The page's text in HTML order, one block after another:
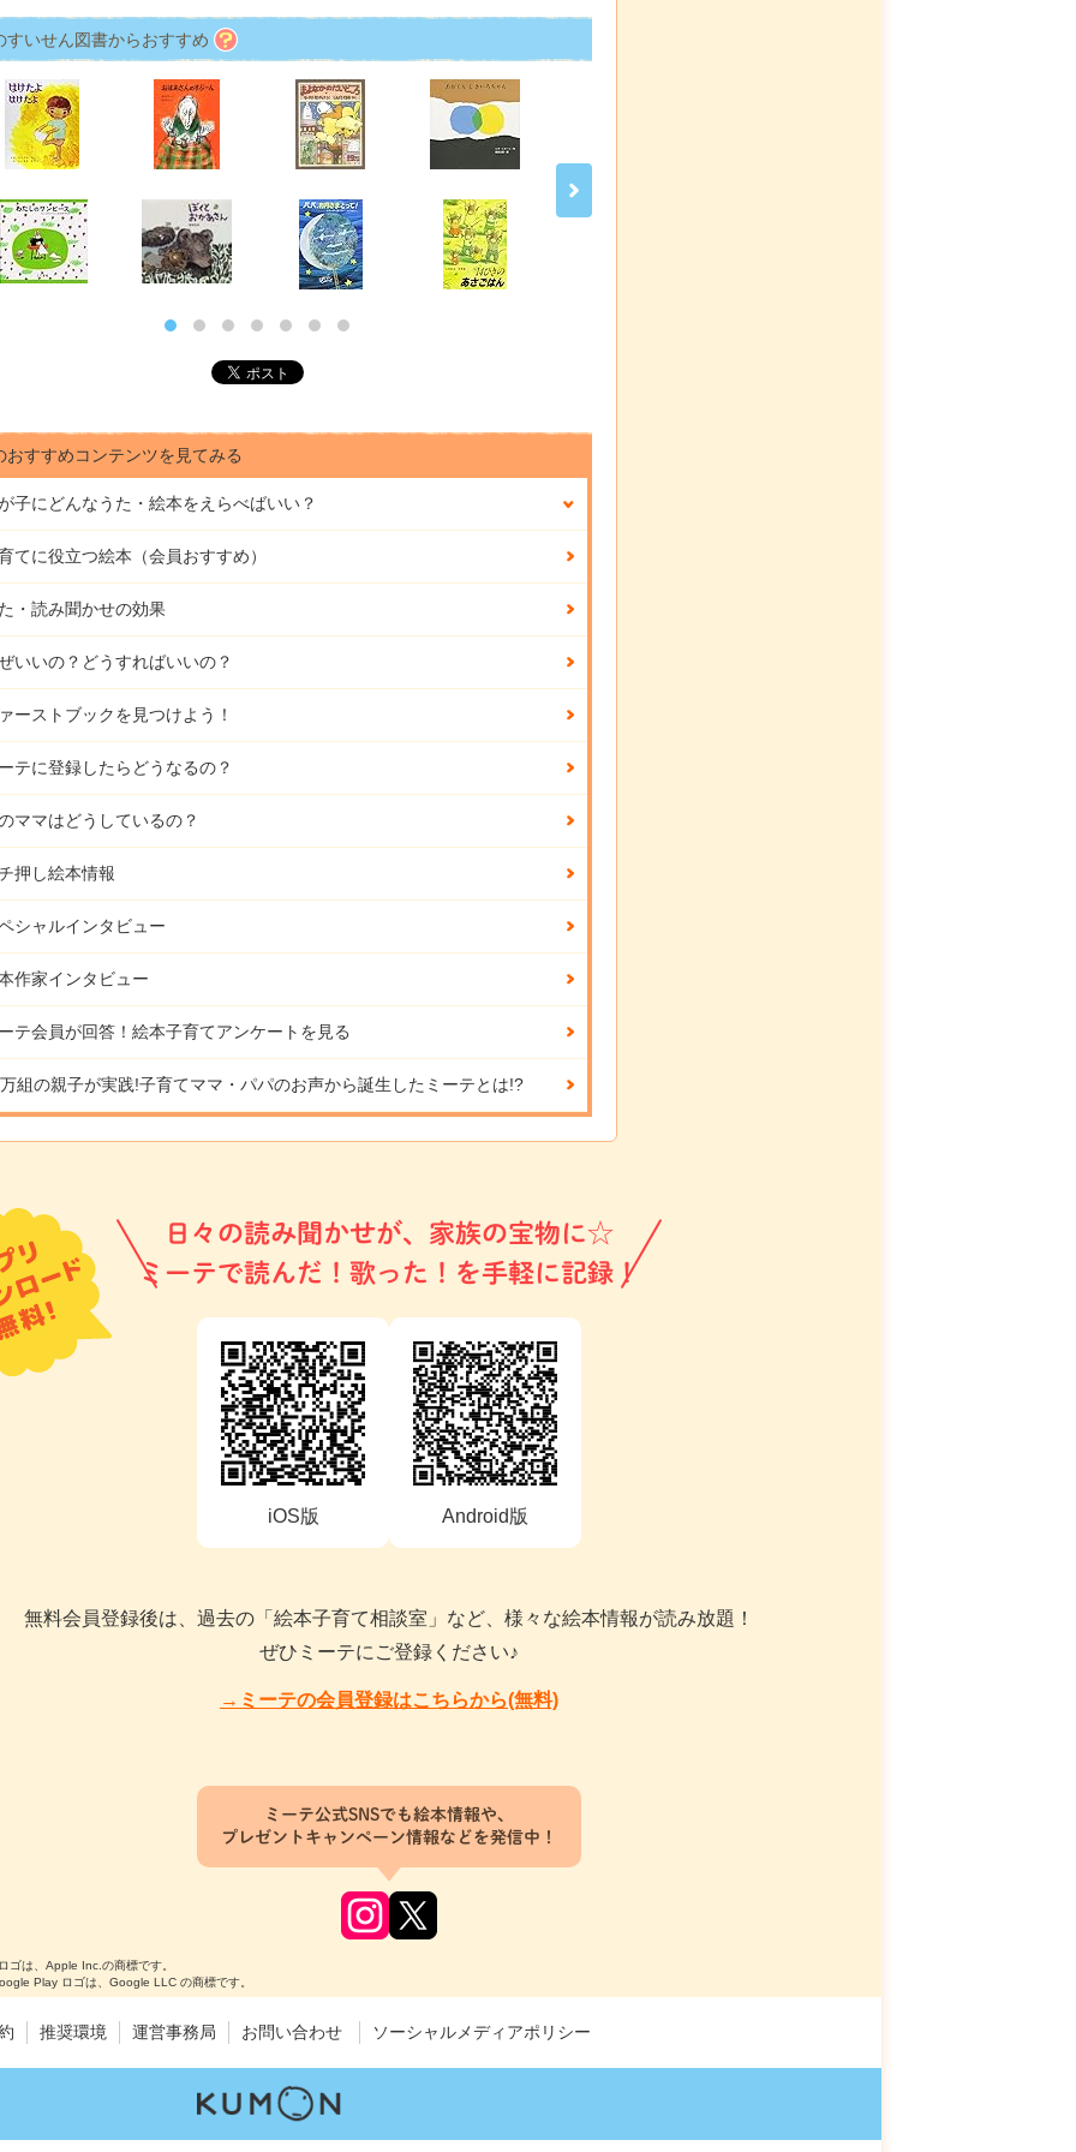
すいせん図書からおすすめ
おすすめコンテンツを見てみる
子にどんなうた・絵本をえらべばいい？
てに役立つ絵本（会員おすすめ）
・読み聞かせの効果
いいの？どうすればいいの？
ーストブックを見つけよう！
テに登録したらどうなるの？
ママはどうしているの？
押し絵本情報
シャルインタビュー
作家インタビュー
テ会員が回答！ 絵本子育てアンケートを見る
組の親子が実践!子育てママ・パパのお声から誕生したミーテとは!?
日々の読み聞かせが、家族の宝物に☆
ミーテで読んだ！歌った！を手軽に記録！
iOS版 Android版
無料会員登録後は、過去の「絵本子育て相談室」など、様々な絵本情報が読み放題！
ぜひミーテにご登録ください♪
→ミーテの会員登録はこちらから(無料)
ミーテ公式SNSでも絵本情報や、
プレゼントキャンペーン情報などを発信中！
は、Apple Inc.の商標です。
Play ロゴは、Google LLC の商標です。
推奨環境 運営事務局 お問い合わせ ソーシャルメディアポリシー